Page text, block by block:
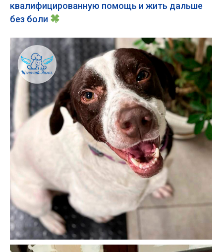
квалифицированную помощь и жить дальше
без боли